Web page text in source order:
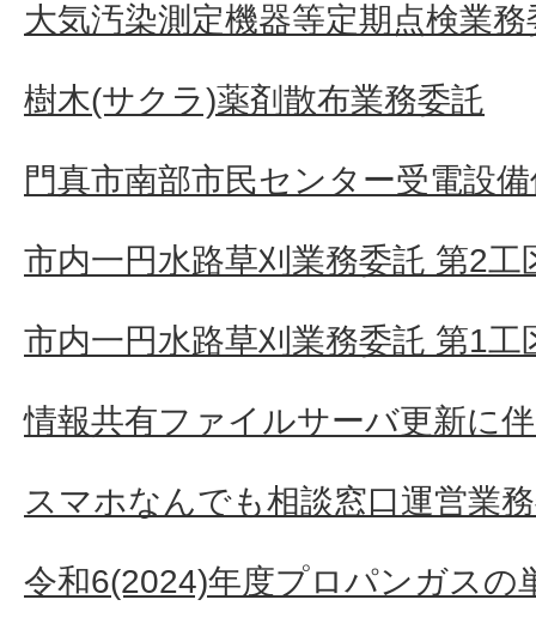
大気汚染測定機器等定期点検業務
樹木(サクラ)薬剤散布業務委託
門真市南部市民センター受電設
市内一円水路草刈業務委託 第2工
市内一円水路草刈業務委託 第1工
情報共有ファイルサーバ更新に
スマホなんでも相談窓口運営業
令和6(2024)年度プロパンガスの